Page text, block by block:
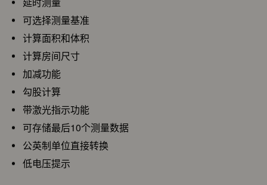
可选择测量基准
计算面积和体积
计算房间尺寸
加减功能
勾股计算
带激光指示功能
可存储最后10个测量数据
公英制单位直接转换
低电压提示